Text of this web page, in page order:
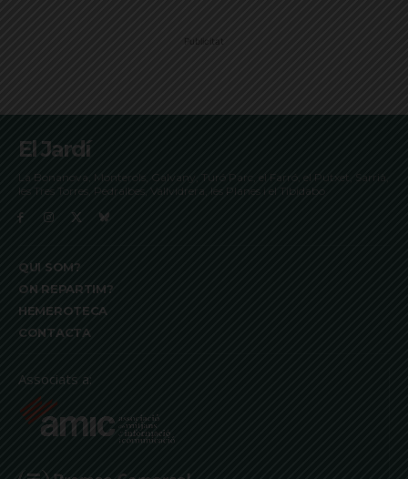
Publicitat
El Jardí
La Bonanova, Monterols, Galvany, Turó Parc, el Farró, el Putxet, Sarrià,
les Tres Torres, Pedralbes, Vallvidrera, les Planes i el Tibidabo
QUI SOM?
ON REPARTIM?
HEMEROTECA
CONTACTA
Associats a: